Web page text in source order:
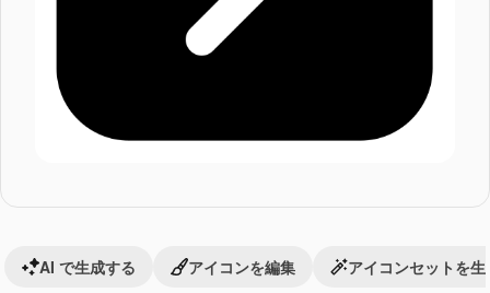
AI で生成する アイコンを編集 アイコンセットを生